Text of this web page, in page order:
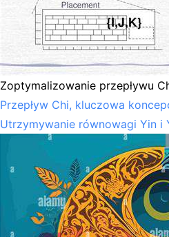
Zoptymalizowanie przepływu
Przepływ Chi, kluczowa
Utrzymywanie równowagi Yin i